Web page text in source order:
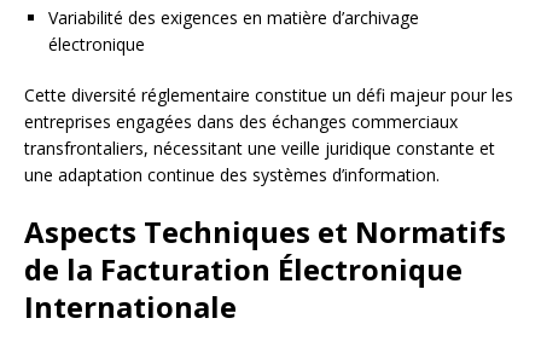
Variabilité des exigences en matière d’archivage
électronique
Cette diversité réglementaire constitue un défi majeur pour les
entreprises engagées dans des échanges commerciaux
transfrontaliers, nécessitant une veille juridique constante et
une adaptation continue des systèmes d’information.
Aspects Techniques et Normatifs
de la Facturation Électronique
Internationale